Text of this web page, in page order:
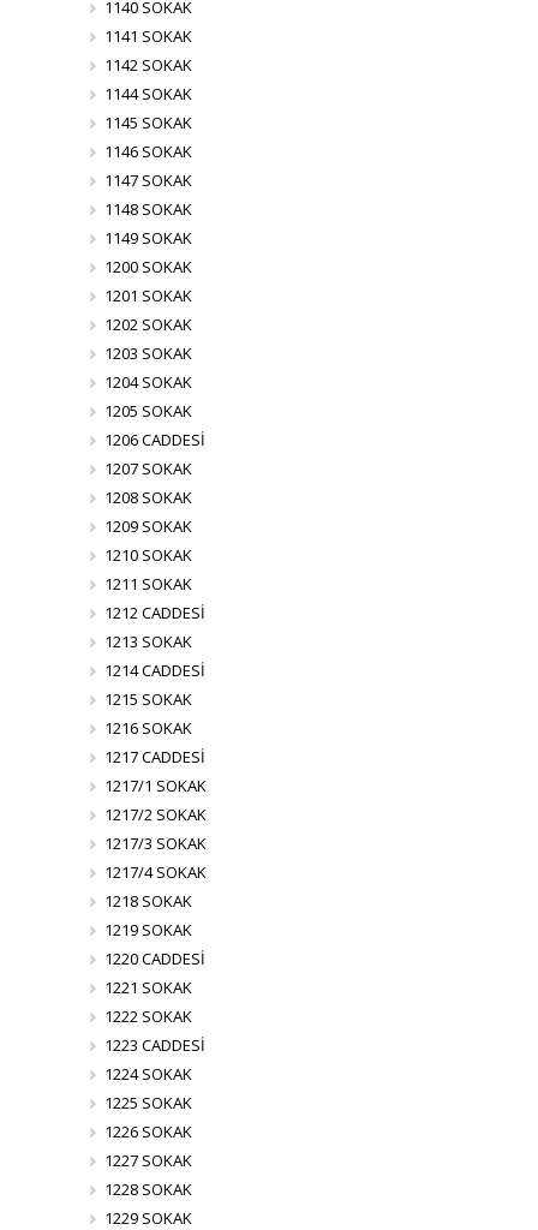
1140 SOKAK
1141 SOKAK
1142 SOKAK
1144 SOKAK
1145 SOKAK
1146 SOKAK
1147 SOKAK
1148 SOKAK
1149 SOKAK
1200 SOKAK
1201 SOKAK
1202 SOKAK
1203 SOKAK
1204 SOKAK
1205 SOKAK
1206 CADDESİ
1207 SOKAK
1208 SOKAK
1209 SOKAK
1210 SOKAK
1211 SOKAK
1212 CADDESİ
1213 SOKAK
1214 CADDESİ
1215 SOKAK
1216 SOKAK
1217 CADDESİ
1217/1 SOKAK
1217/2 SOKAK
1217/3 SOKAK
1217/4 SOKAK
1218 SOKAK
1219 SOKAK
1220 CADDESİ
1221 SOKAK
1222 SOKAK
1223 CADDESİ
1224 SOKAK
1225 SOKAK
1226 SOKAK
1227 SOKAK
1228 SOKAK
1229 SOKAK